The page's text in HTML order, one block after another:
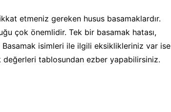
etmeniz gereken husus basamaklardır.
çok önemlidir. Tek bir basamak hatası,
Basamak isimleri ile ilgili eksiklikleriniz var ise
değerleri tablosundan ezber yapabilirsiniz.